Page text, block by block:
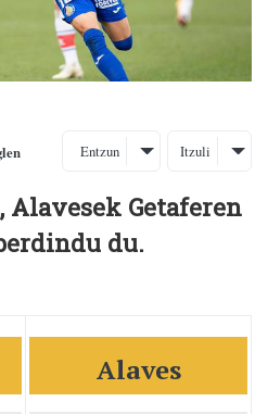
Entzun Itzuli
Getaferen
du.
Alaves